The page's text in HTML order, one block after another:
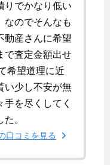
りでかなり低い
なのでそんなも
動産さんに希望
で査定金額出せ
希望道理に近
い少し不安が無
手を尽くしてく
。
口コミを見る